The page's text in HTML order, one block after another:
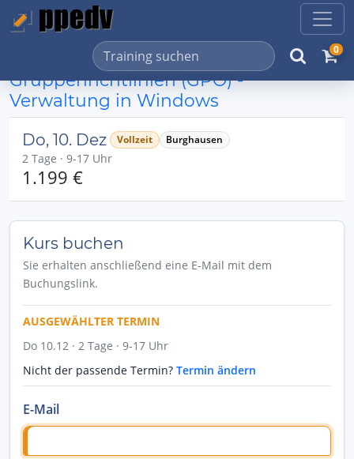
0
Gruppenrichtlinien (GPO) -
Verwaltung in Windows
Do, 10. Dez Vollzeit Burghausen
2 Tage · 9-17 Uhr
1.199 €
Kurs buchen
Sie erhalten anschließend eine E-Mail mit dem
Buchungslink.
AUSGEWÄHLTER TERMIN
Do 10.12 · 2 Tage · 9-17 Uhr
Nicht der passende Termin? Termin ändern
E-Mail